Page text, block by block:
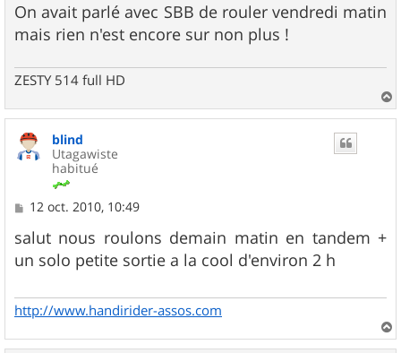
On avait parlé avec SBB de rouler vendredi matin
mais rien n'est encore sur non plus !
ZESTY 514 full HD
a
blind
Utagawiste
habitué
M
s
s
a
12 oct. 2010, 10:49
salut nous roulons demain matin en tandem +
un solo petite sortie a la cool d'environ 2 h
http://www.handirider-assos.com
a